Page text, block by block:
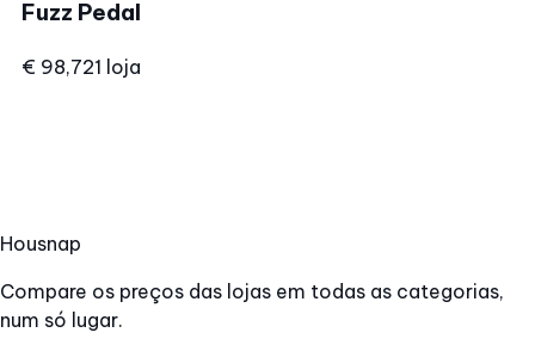
Fuzz Pedal
€ 98,721 loja
Housnap
Compare os preços das lojas em todas as categorias,
num só lugar.